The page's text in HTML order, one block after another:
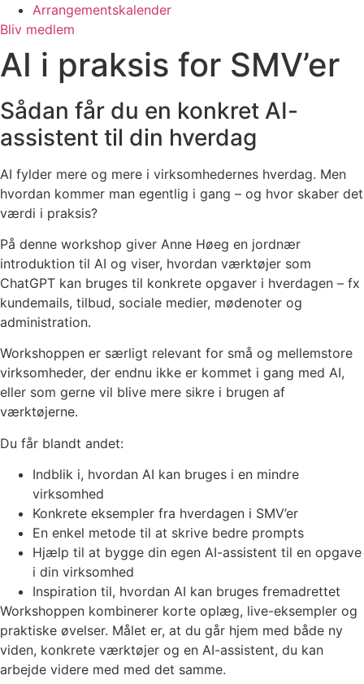
Arrangementskalender
Bliv medlem
AI i praksis for SMV’er
Sådan får du en konkret AI-
assistent til din hverdag
AI fylder mere og mere i virksomhedernes hverdag. Men
hvordan kommer man egentlig i gang – og hvor skaber det
værdi i praksis?
På denne workshop giver Anne Høeg en jordnær
introduktion til AI og viser, hvordan værktøjer som
ChatGPT kan bruges til konkrete opgaver i hverdagen – fx
kundemails, tilbud, sociale medier, mødenoter og
administration.
Workshoppen er særligt relevant for små og mellemstore
virksomheder, der endnu ikke er kommet i gang med AI,
eller som gerne vil blive mere sikre i brugen af
værktøjerne.
Du får blandt andet:
Indblik i, hvordan AI kan bruges i en mindre
virksomhed
Konkrete eksempler fra hverdagen i SMV’er
En enkel metode til at skrive bedre prompts
Hjælp til at bygge din egen AI-assistent til en opgave
i din virksomhed
Inspiration til, hvordan AI kan bruges fremadrettet
Workshoppen kombinerer korte oplæg, live-eksempler og
praktiske øvelser. Målet er, at du går hjem med både ny
viden, konkrete værktøjer og en AI-assistent, du kan
arbejde videre med med det samme.